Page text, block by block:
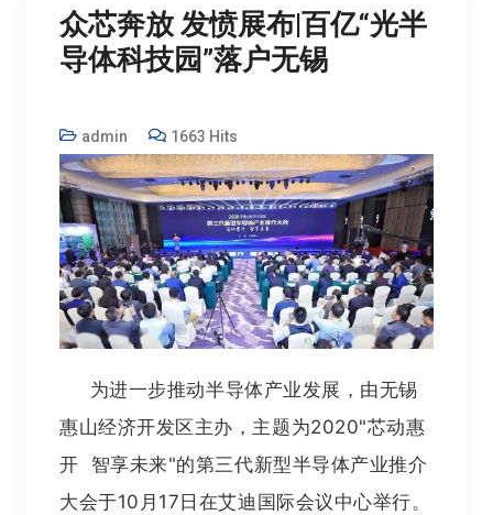
众芯奔放 发愤展布|百亿“光半
导体科技园”落户无锡
admin 1663 Hits
为进一步推动半导体产业发展，由无锡
惠山经济开发区主办，主题为2020"芯动惠
开 智享未来"的第三代新型半导体产业推介
大会于10月17日在艾迪国际会议中心举行。